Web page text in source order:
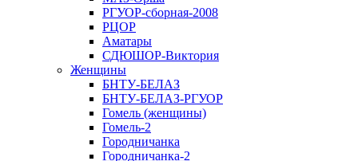
РГУОР-сборная-2008
РЦОР
Аматары
СДЮШОР-Виктория
Женщины
БНТУ-БЕЛАЗ
БНТУ-БЕЛАЗ-РГУОР
Гомель (женщины)
Гомель-2
Городничанка
Городничанка-2